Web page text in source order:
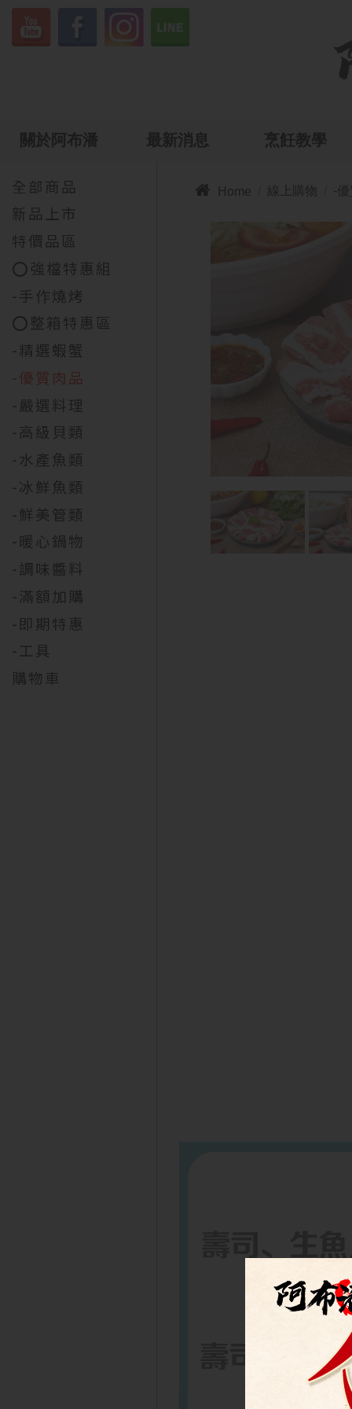
關於阿布潘 最新消息 烹飪教學
全部商品
新品上市
特價品區
⭕強檔特惠組
-手作燒烤
⭕整箱特惠區
-精選蝦蟹
-優質肉品
-嚴選料理
-高級貝類
-水產魚類
-冰鮮魚類
-鮮美管類
-暖心鍋物
-調味醬料
-滿額加購
-即期特惠
-工具
購物車
 Home 線上購物 -